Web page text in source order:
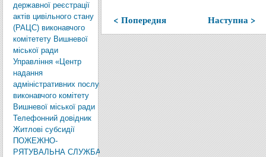
< Попередня Наступна >
державної реєстрації
актів цивільного стану
(РАЦС) виконавчого
комітетету Вишневої
міської ради
Управління «Центр
надання
адміністративних послуг»
виконавчого комітету
Вишневої міської ради
Телефонний довідник
Житлові субсидії
ПОЖЕЖНО-
РЯТУВАЛЬНА СЛУЖБА